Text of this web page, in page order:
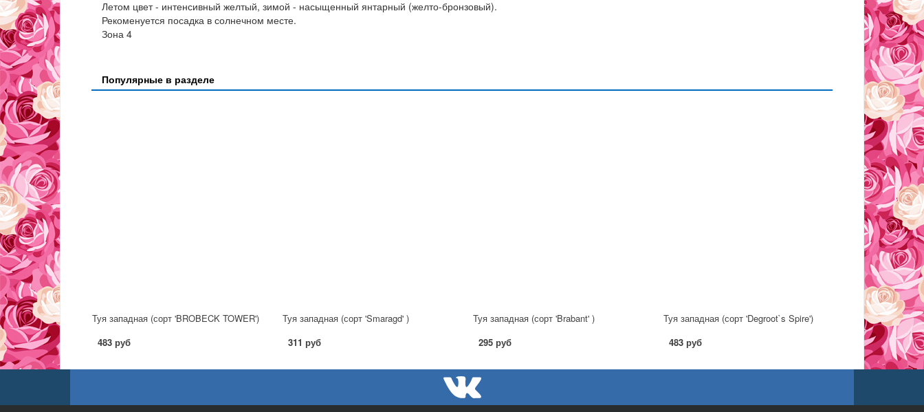
Летом цвет - интенсивный желтый, зимой - насыщенный янтарный (желто-бронзовый).
Рекоменуется посадка в солнечном месте.
Зона 4
Популярные в разделе
Туя западная (сорт 'BROBECK TOWER')
483 руб
Туя западная (сорт 'Smaragd' )
311 руб
Туя западная (сорт 'Brabant' )
295 руб
Туя западная (сорт 'Degroot`s Spire')
483 руб